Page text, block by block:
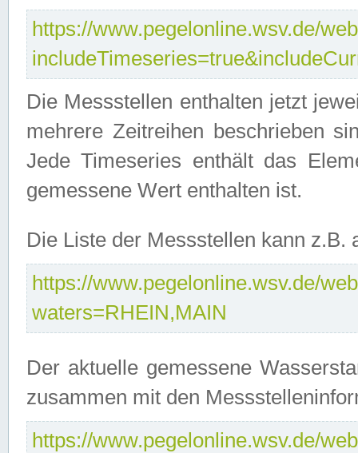
https://www.pegelonline.wsv.de/
Die Messstellen enthalten jetzt
mehrere Zeitreihen beschrieben
Jede Timeseries enthält das
gemessene Wert enthalten ist.
Die Liste der Messstellen kann
https://www.pegelonline.wsv.de/
waters=RHEIN,MAIN
Der aktuelle gemessene
zusammen mit den
https://www.pegelonline.wsv.de/